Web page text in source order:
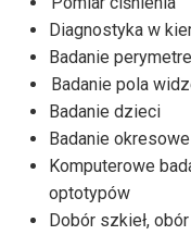
Diagnostyka w
Badanie
Badanie pola
Badanie dzieci
Badanie
Komputerowe
optotypów
Dobór szkieł,